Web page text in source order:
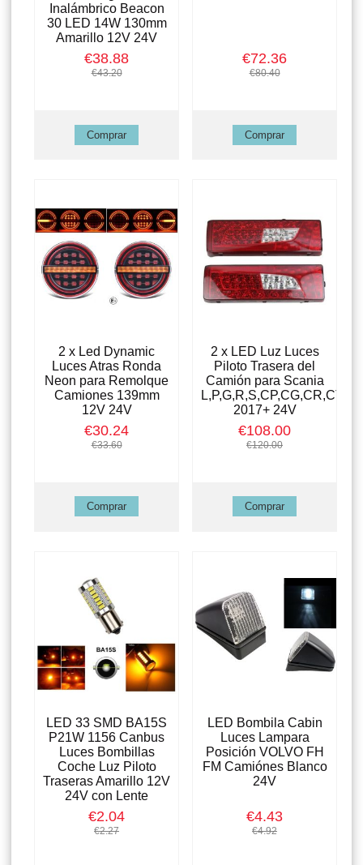
Inalámbrico Beacon
30 LED 14W 130mm
Amarillo 12V 24V
€38.88
€43.20
€72.36
€80.40
2 x Led Dynamic
Luces Atras Ronda
Neon para Remolque
Camiones 139mm
12V 24V
€30.24
€33.60
2 x LED Luz Luces
Piloto Trasera del
Camión para Scania
L,P,G,R,S,CP,CG,CR,CT
2017+ 24V
€108.00
€120.00
LED 33 SMD BA15S
P21W 1156 Canbus
Luces Bombillas
Coche Luz Piloto
Traseras Amarillo 12V
24V con Lente
€2.04
€2.27
LED Bombila Cabin
Luces Lampara
Posición VOLVO FH
FM Camiónes Blanco
24V
€4.43
€4.92